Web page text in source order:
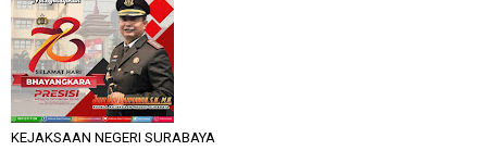
KEJAKSAAN NEGERI SURABAYA